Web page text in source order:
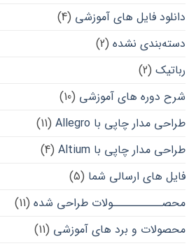
دانلود فایل های آموزشی (4)
دسته‌بندی نشده (2)
رباتیک (2)
شرح دوره های آموزشی (10)
طراحی مدار چاپی با Allegro
(11)
طراحی مدار چاپی با Altium
(4)
فایل های ارسالی شما (5)
محصــــــــــولات طراحی شده (11)
محصولات و برد های آموزشی (11)